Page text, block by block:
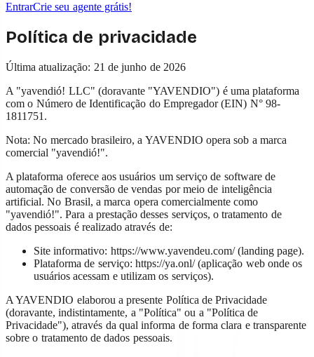
EntrarCrie seu agente grátis!
Política de privacidade
Última atualização: 21 de junho de 2026
A "yavendió! LLC" (doravante "YAVENDIO") é uma plataforma
com o Número de Identificação do Empregador (EIN) N° 98-
1811751.
Nota: No mercado brasileiro, a YAVENDIO opera sob a marca
comercial "yavendió!".
A plataforma oferece aos usuários um serviço de software de
automação de conversão de vendas por meio de inteligência
artificial. No Brasil, a marca opera comercialmente como
"yavendió!". Para a prestação desses serviços, o tratamento de
dados pessoais é realizado através de:
Site informativo: https://www.yavendeu.com/ (landing page).
Plataforma de serviço: https://ya.onl/ (aplicação web onde os
usuários acessam e utilizam os serviços).
A YAVENDIO elaborou a presente Política de Privacidade
(doravante, indistintamente, a "Política" ou a "Política de
Privacidade"), através da qual informa de forma clara e transparente
sobre o tratamento de dados pessoais.